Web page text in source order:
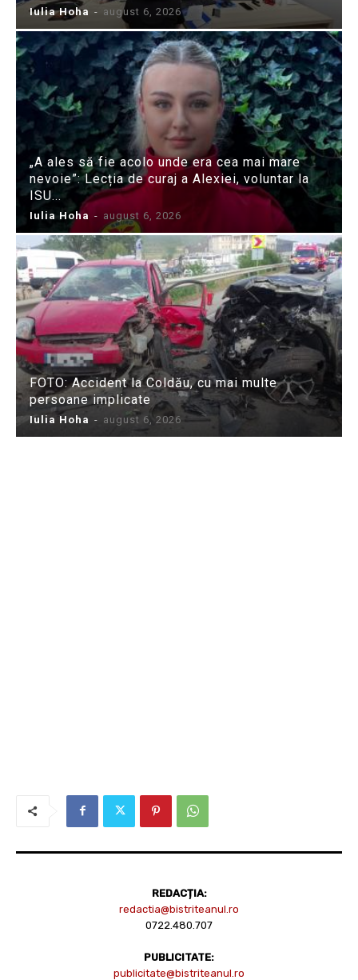
Iulia Hoha - august 6, 2026
„A ales să fie acolo unde era cea mai mare
nevoie”: Lecția de curaj a Alexiei, voluntar la
ISU...
Iulia Hoha - august 6, 2026
FOTO: Accident la Coldău, cu mai multe
persoane implicate
Iulia Hoha - august 6, 2026
REDACȚIA:
redactia@bistriteanul.ro
0722.480.707
PUBLICITATE:
publicitate@bistriteanul.ro